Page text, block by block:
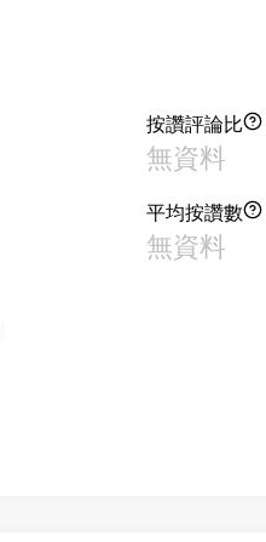
按讚評論比
無資料
平均按讚數
無資料